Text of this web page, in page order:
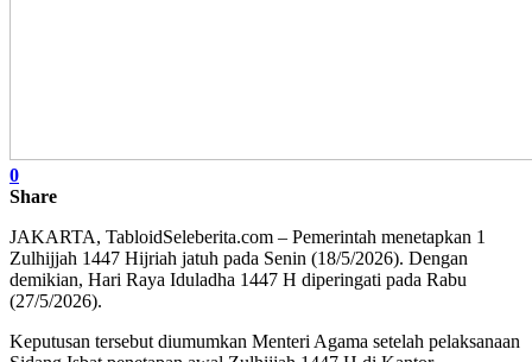
0
Share
JAKARTA, TabloidSeleberita.com – Pemerintah menetapkan 1
Zulhijjah 1447 Hijriah jatuh pada Senin (18/5/2026). Dengan
demikian, Hari Raya Iduladha 1447 H diperingati pada Rabu
(27/5/2026).
Keputusan tersebut diumumkan Menteri Agama setelah pelaksanaan